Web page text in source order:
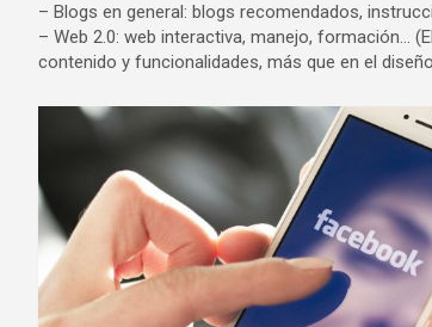
– Blogs en general: blogs recomendados,
– Web 2.0: web interactiva, manejo, formación…
contenido y funcionalidades, más que en el